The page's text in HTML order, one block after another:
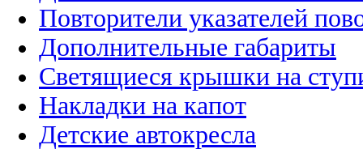
Повторители указателей
Дополнительные габариты
Светящиеся крышки на
Накладки на капот
Детские автокресла